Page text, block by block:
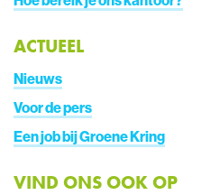
ACTUEEL
Nieuws
Voor de pers
Een job bij Groene Kring
VIND ONS OOK OP